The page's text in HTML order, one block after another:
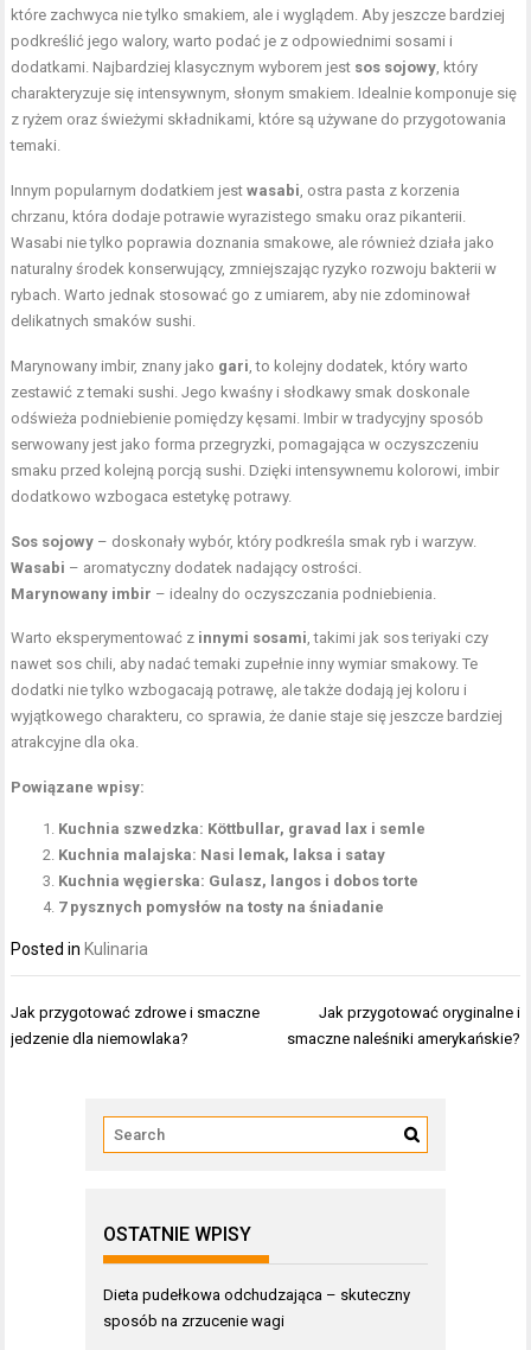
które zachwyca nie tylko smakiem, ale i wyglądem. Aby jeszcze bardziej
podkreślić jego walory, warto podać je z odpowiednimi sosami i
dodatkami. Najbardziej klasycznym wyborem jest sos sojowy, który
charakteryzuje się intensywnym, słonym smakiem. Idealnie komponuje się
z ryżem oraz świeżymi składnikami, które są używane do przygotowania
temaki.
Innym popularnym dodatkiem jestwasabi, ostra pasta z korzenia
chrzanu, która dodaje potrawie wyrazistego smaku oraz pikanterii.
Wasabi nie tylko poprawia doznania smakowe, ale również działa jako
naturalny środek konserwujący, zmniejszając ryzyko rozwoju bakterii w
rybach. Warto jednak stosować go z umiarem, aby nie zdominował
delikatnych smaków sushi.
Marynowany imbir, znany jako gari, to kolejny dodatek, który warto
zestawić z temaki sushi. Jego kwaśny i słodkawy smak doskonale
odświeża podniebienie pomiędzy kęsami. Imbir w tradycyjny sposób
serwowany jest jako forma przegryzki, pomagająca w oczyszczeniu
smaku przed kolejną porcją sushi. Dzięki intensywnemu kolorowi, imbir
dodatkowo wzbogaca estetykę potrawy.
Sos sojowy – doskonały wybór, który podkreśla smak ryb i warzyw.
Wasabi – aromatyczny dodatek nadający ostrości.
Marynowany imbir – idealny do oczyszczania podniebienia.
Warto eksperymentować z innymi sosami, takimi jak sos teriyaki czy
nawet sos chili, aby nadać temaki zupełnie inny wymiar smakowy. Te
dodatki nie tylko wzbogacają potrawę, ale także dodają jej koloru i
wyjątkowego charakteru, co sprawia, że danie staje się jeszcze bardziej
atrakcyjne dla oka.
Powiązane wpisy:
Kuchnia szwedzka: Köttbullar, gravad lax i semle
Kuchnia malajska: Nasi lemak, laksa i satay
Kuchnia węgierska: Gulasz, langos i dobos torte
7 pysznych pomysłów na tosty na śniadanie
Posted in Kulinaria
Nawigacja
wpisu
Jak przygotować zdrowe i smaczne
jedzenie dla niemowlaka?
Jak przygotować oryginalne i
smaczne naleśniki amerykańskie?
OSTATNIE WPISY
Dieta pudełkowa odchudzająca – skuteczny
sposób na zrzucenie wagi